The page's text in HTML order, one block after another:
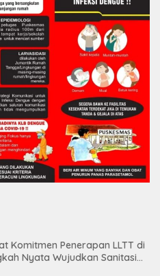
Komitmen Penerapan LLTT di
Nyata Wujudkan Sanitasi